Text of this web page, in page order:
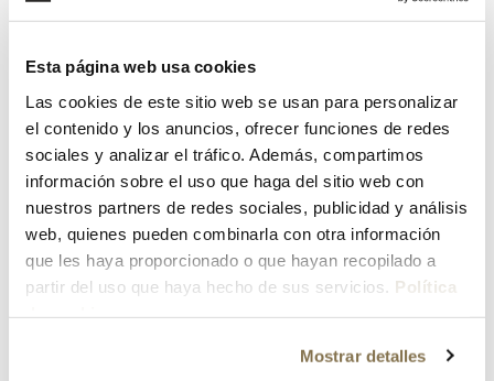
Esta página web usa cookies
Las cookies de este sitio web se usan para personalizar
el contenido y los anuncios, ofrecer funciones de redes
sociales y analizar el tráfico. Además, compartimos
información sobre el uso que haga del sitio web con
nuestros partners de redes sociales, publicidad y análisis
web, quienes pueden combinarla con otra información
que les haya proporcionado o que hayan recopilado a
partir del uso que haya hecho de sus servicios. Política
Mostrar detalles
¿Has olvidado tu contraseña?